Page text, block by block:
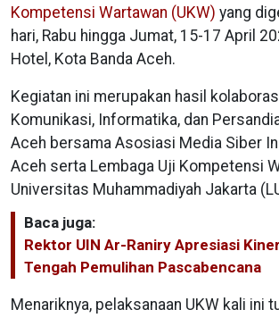
Kompetensi Wartawan (UKW) yang
hari, Rabu hingga Jumat, 15-17 April
Hotel, Kota Banda Aceh.
Kegiatan ini merupakan hasil
Komunikasi, Informatika, dan
Aceh bersama Asosiasi Media Siber
Aceh serta Lembaga Uji Kompetensi
Universitas Muhammadiyah Jakarta
Baca juga:
Rektor UIN Ar-Raniry Apresiasi
Tengah Pemulihan Pascabencana
Menariknya, pelaksanaan UKW kali ini